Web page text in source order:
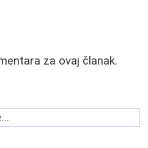
za ovaj članak.